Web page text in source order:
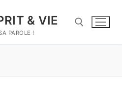
& VIE
PAROLE !